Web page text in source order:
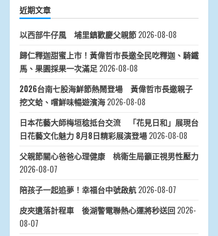
近期文章
以西部牛仔風 埔里鎮歡慶父親節 2026-08-08
歸仁釋迦甜蜜上市！黃偉哲市長邀全民吃釋迦、騎鐵
馬、果園採果一次滿足 2026-08-08
2026台南七股海鮮節熱鬧登場 黃偉哲市長邀親子
挖文蛤、嚐鮮味暢遊濱海 2026-08-08
日本花藝大師梅垣稔抵台交流 「花見日和」展現台
日花藝文化魅力 8月8日精彩展演登場 2026-08-08
父親節關心爸爸心理健康 桃衛生局籲正視男性壓力
2026-08-07
陪孩子一起追夢！幸福台中號啟航 2026-08-07
皮夾遺落計程車 後湖警電聯熱心運將秒送回 2026-
08-07